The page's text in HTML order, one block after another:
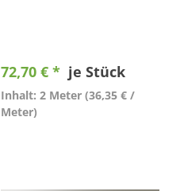
72,70 € * je Stück
Inhalt: 2 Meter (36,35 € /
Meter)